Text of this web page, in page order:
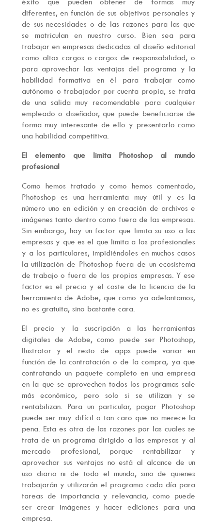
diferentes, en función de sus objetivos personales y
de sus necesidades o de las razones para las que
se matriculan en nuestro curso. Bien sea para
trabajar en empresas dedicadas al diseño editorial
como altos cargos o cargos de responsabilidad, o
para aprovechar las ventajas del programa y la
habilidad formativa en él para trabajar como
autónomo o trabajador por cuenta propia, se trata
de una salida muy recomendable para cualquier
empleado o diseñador, que puede beneficiarse de
forma muy interesante de ello y presentarlo como
una habilidad competitiva.
El elemento que limita Photoshop al mundo
profesional
Como hemos tratado y como hemos comentado,
Photoshop es una herramienta muy útil y es la
número uno en edición y en creación de archivos e
imágenes tanto dentro como fuera de las empresas.
Sin embargo, hay un factor que limita su uso a las
empresas y que es el que limita a los profesionales
y a los particulares, impidiéndoles en muchos casos
la utilización de Photoshop fuera de un ecosistema
de trabajo o fuera de las propias empresas. Y ese
factor es el precio y el coste de la licencia de la
herramienta de Adobe, que como ya adelantamos,
no es gratuita, sino bastante cara.
El precio y la suscripción a las herramientas
digitales de Adobe, como puede ser Photoshop,
Ilustrator y el resto de apps puede variar en
función de la contratación o de la compra, ya que
contratando un paquete completo en una empresa
en la que se aprovechen todos los programas sale
más económico, pero solo si se utilizan y se
rentabilizan. Para un particular, pagar Photoshop
puede ser muy difícil o tan caro que no merece la
pena. Esta es otra de las razones por las cuales se
trata de un programa dirigido a las empresas y al
mercado profesional, porque rentabilizar y
aprovechar sus ventajas no está al alcance de un
uso diario ni de todo el mundo, sino de quienes
trabajarán y utilizarán el programa cada día para
tareas de importancia y relevancia, como puede
ser crear imágenes y hacer ediciones para una
empresa.